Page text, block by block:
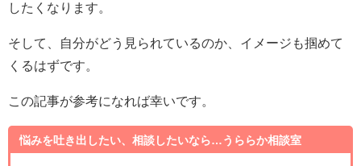
したくなります。
そして、自分がどう見られているのか、イメージも掴めて
くるはずです。
この記事が参考になれば幸いです。
悩みを吐き出したい、相談したいなら…うららか相談室